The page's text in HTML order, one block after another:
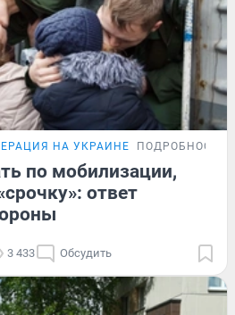
НА УКРАИНЕ ПОДРОБНОСТИ
по мобилизации,
ответ
3 433 Обсудить